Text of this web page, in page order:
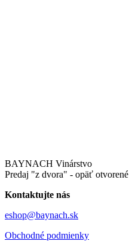
BAYNACH Vinárstvo
Predaj "z dvora" - opäť otvorené
Kontaktujte nás
eshop@baynach.sk
Obchodné podmienky